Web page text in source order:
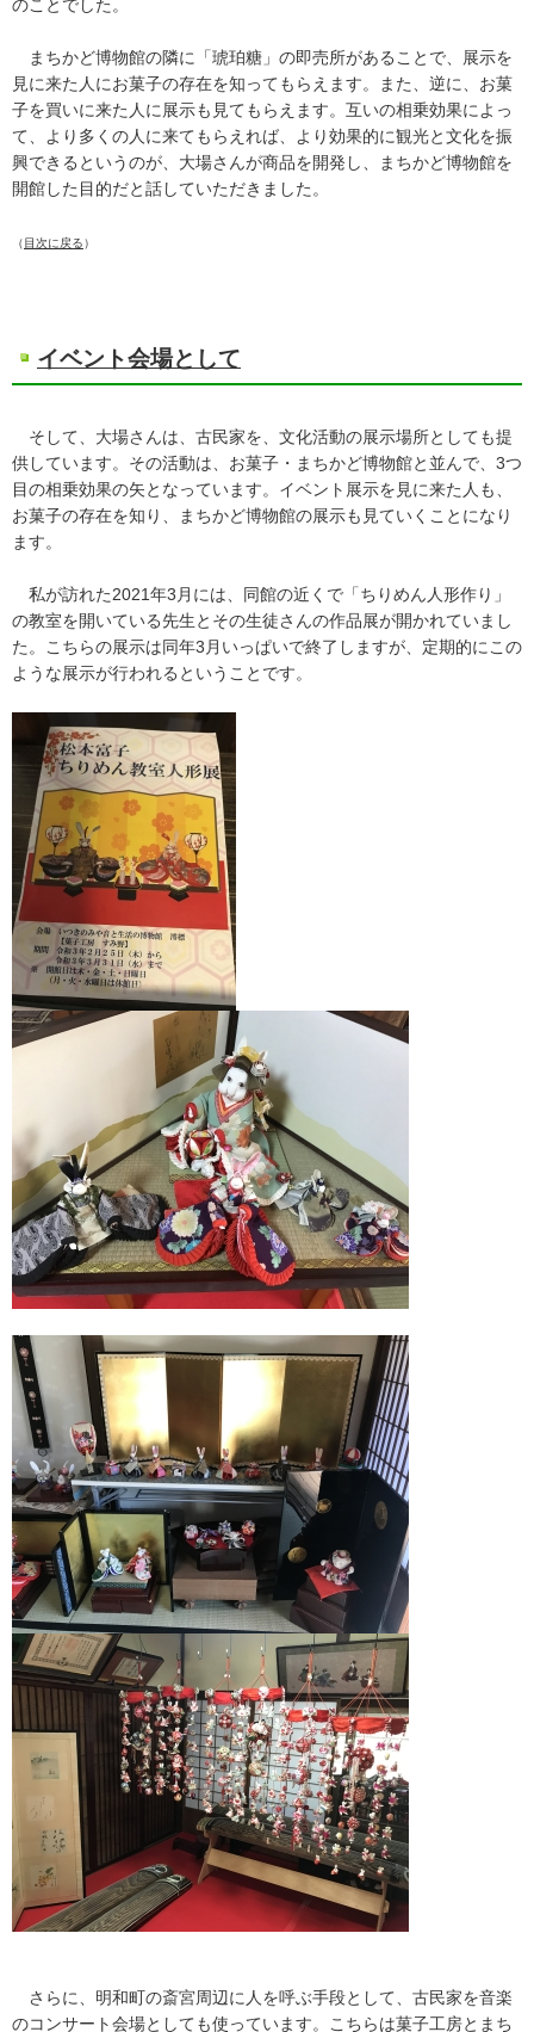
のことでした。
まちかど博物館の隣に「琥珀糖」の即売所があることで、展示を
見に来た人にお菓子の存在を知ってもらえます。また、逆に、お菓
子を買いに来た人に展示も見てもらえます。互いの相乗効果によっ
て、より多くの人に来てもらえれば、より効果的に観光と文化を振
興できるというのが、大場さんが商品を開発し、まちかど博物館を
開館した目的だと話していただきました。
（目次に戻る）
イベント会場として
そして、大場さんは、古民家を、文化活動の展示場所としても提
供しています。その活動は、お菓子・まちかど博物館と並んで、3つ
目の相乗効果の矢となっています。イベント展示を見に来た人も、
お菓子の存在を知り、まちかど博物館の展示も見ていくことになり
ます。
私が訪れた2021年3月には、同館の近くで「ちりめん人形作り」
の教室を開いている先生とその生徒さんの作品展が開かれていまし
た。こちらの展示は同年3月いっぱいで終了しますが、定期的にこの
ような展示が行われるということです。
さらに、明和町の斎宮周辺に人を呼ぶ手段として、古民家を音楽
のコンサート会場としても使っています。こちらは菓子工房とまち